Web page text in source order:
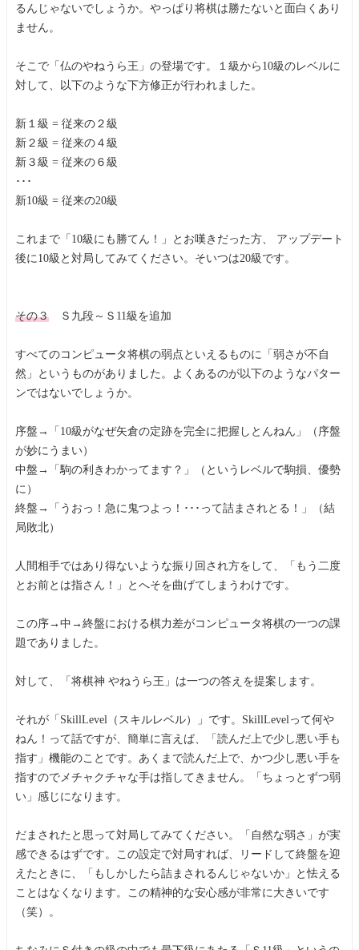
るんじゃないでしょうか。やっぱり将棋は勝たないと面白くあり
ません。
そこで「仏のやねうら王」の登場です。１級から10級のレベルに
対して、以下のような下方修正が行われました。
新１級 = 従来の２級
新２級 = 従来の４級
新３級 = 従来の６級
･･･
新10級 = 従来の20級
これまで「10級にも勝てん！」とお嘆きだった方、 アップデート
後に10級と対局してみてください。そいつは20級です。
その３ Ｓ九段～Ｓ11級を追加
すべてのコンピュータ将棋の弱点といえるものに「弱さが不自
然」というものがありました。よくあるのが以下のようなパター
ンではないでしょうか。
序盤→「10級がなぜ矢倉の定跡を完全に把握しとんねん」（序盤
が妙にうまい）
中盤→「駒の利きわかってます？」（というレベルで駒損、優勢
に）
終盤→「うおっ！急に鬼つよっ！･･･って詰まされとる！」（結
局敗北）
人間相手ではあり得ないような振り回され方をして、「もう二度
とお前とは指さん！」とへそを曲げてしまうわけです。
この序→中→終盤における棋力差がコンピュータ将棋の一つの課
題でありました。
対して、「将棋神 やねうら王」は一つの答えを提案します。
それが「SkillLevel（スキルレベル）」です。SkillLevelって何や
ねん！って話ですが、簡単に言えば、「読んだ上で少し悪い手も
指す」機能のことです。あくまで読んだ上で、かつ少し悪い手を
指すのでメチャクチャな手は指してきません。「ちょっとずつ弱
い」感じになります。
だまされたと思って対局してみてください。「自然な弱さ」が実
感できるはずです。この設定で対局すれば、リードして終盤を迎
えたときに、「もしかしたら詰まされるんじゃないか」と怯える
ことはなくなります。この精神的な安心感が非常に大きいです
（笑）。